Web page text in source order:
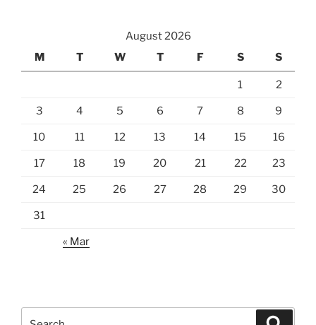
August 2026
M
T W T F S S
1 2
3 4 5 6 7 8 9
10 11 12 13 14 15 16
17 18 19 20 21 22 23
24 25 26 27 28 29 30
31
« Mar